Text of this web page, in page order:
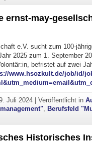
ernst-may-
e.V. sucht zum 100-
2025 zum 1. September
befristet auf zwei
www.hsozkult.de/job/id/
Juli 2024| Veröffentlicht in
, Berufsfeld
Historisches